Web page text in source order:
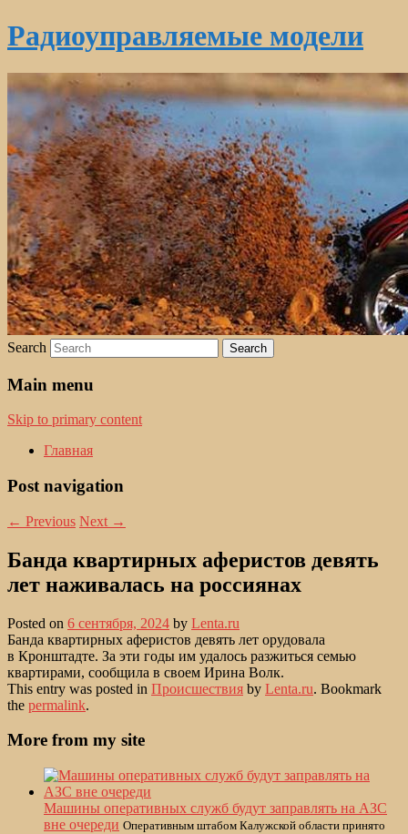
Радиоуправляемые модели
Search
Main menu
Skip to primary content
Главная
Post navigation
← Previous Next →
Банда квартирных аферистов девять
лет наживалась на россиянах
Posted on 6 сентября, 2024 by Lenta.ru
Банда квартирных аферистов девять лет орудовала
в Кронштадте. За эти годы им удалось разжиться семью
квартирами, сообщила в своем Ирина Волк.
This entry was posted in Происшествия by Lenta.ru. Bookmark
the permalink.
More from my site
Машины оперативных служб будут заправлять на АЗС
вне очереди Оперативным штабом Калужской области принято